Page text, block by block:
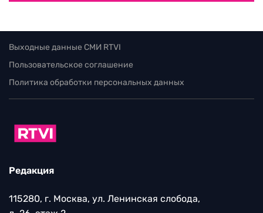
Выходные данные СМИ RTVI
Пользовательское соглашение
Политика обработки персональных данных
Редакция
115280, г. Москва, ул. Ленинская слобода,